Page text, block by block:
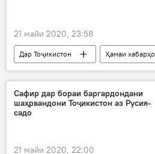
21 майи 2020, 23:58
Дар Тоҷикистон
Ҳамаи хабарҳо
Рӯйдод, ҷиноят ва ҳолатҳои фавқулода
боздошт
ВКД
Сафир дар бораи баргардондани
шаҳрвандони Тоҷикистон аз Русия-
садо
21 майи 2020, 22:00